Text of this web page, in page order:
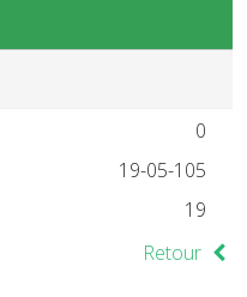
0
19-05-105
19
Retour